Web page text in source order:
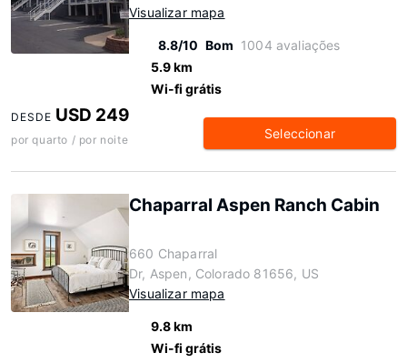
Visualizar mapa
8.8/10 Bom 1004 avaliações
5.9 km
Wi-fi grátis
DESDE USD 249
por quarto / por noite Seleccionar
Chaparral Aspen Ranch Cabin
660 Chaparral
Dr, Aspen, Colorado 81656, US
Visualizar mapa
9.8 km
Wi-fi grátis